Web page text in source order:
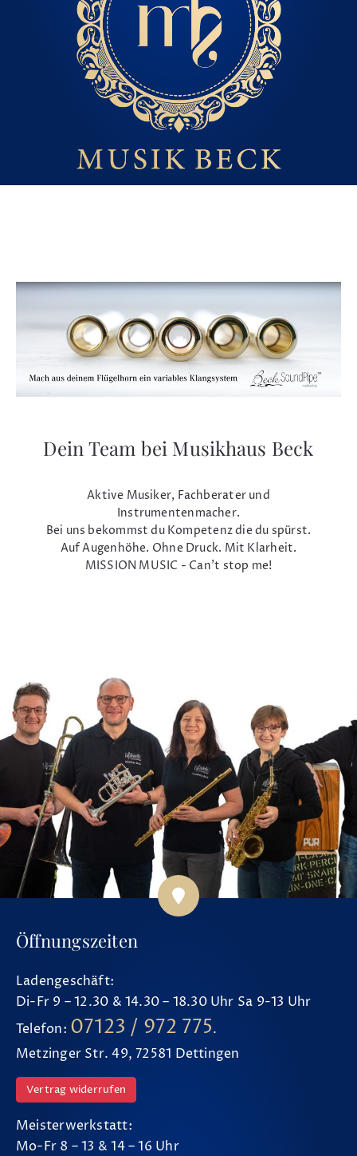
Dein Team bei Musikhaus Beck
Aktive Musiker, Fachberater und
Instrumentenmacher.
Bei uns bekommst du Kompetenz die du spürst.
Auf Augenhöhe. Ohne Druck. Mit Klarheit.
MISSION MUSIC - Can't stop me!
Öffnungszeiten
Ladengeschäft:
Di-Fr 9 – 12.30 & 14.30 – 18.30 Uhr Sa 9-13 Uhr
Telefon: 07123 / 972 775.
Metzinger Str. 49, 72581 Dettingen
Vertrag widerrufen
Meisterwerkstatt:
Mo-Fr 8 – 13 & 14 – 16 Uhr